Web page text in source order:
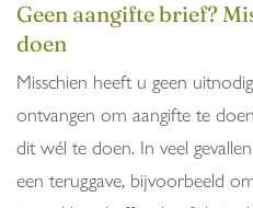
Geen aangifte brief?
doen
Misschien heeft u geen
ontvangen om aangifte te
dit wél te doen. In veel
een teruggave, bijvoorbeeld